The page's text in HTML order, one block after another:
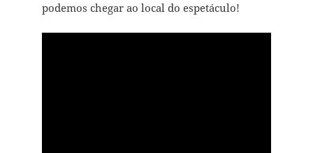
podemos chegar ao local do espetáculo!